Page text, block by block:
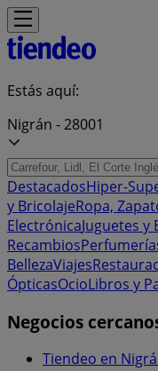
Estás aquí:
Nigrán - 28001
DestacadosHiper-
y BricolajeRopa,
ElectrónicaJuguetes y
Recambios
BellezaViajes
ÓpticasOcioLibros y
Negocios
Tiendeo en